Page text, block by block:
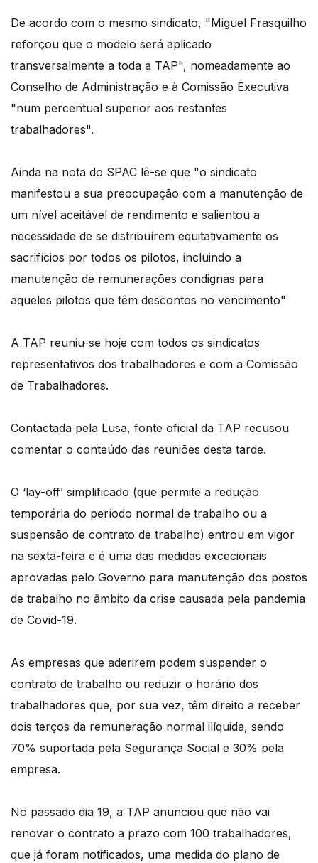
De acordo com o mesmo sindicato, "Miguel Frasquilho
reforçou que o modelo será aplicado
transversalmente a toda a TAP", nomeadamente ao
Conselho de Administração e à Comissão Executiva
"num percentual superior aos restantes
trabalhadores".
Ainda na nota do SPAC lê-se que "o sindicato
manifestou a sua preocupação com a manutenção de
um nível aceitável de rendimento e salientou a
necessidade de se distribuírem equitativamente os
sacrifícios por todos os pilotos, incluindo a
manutenção de remunerações condignas para
aqueles pilotos que têm descontos no vencimento"
A TAP reuniu-se hoje com todos os sindicatos
representativos dos trabalhadores e com a Comissão
de Trabalhadores.
Contactada pela Lusa, fonte oficial da TAP recusou
comentar o conteúdo das reuniões desta tarde.
O ‘lay-off’ simplificado (que permite a redução
temporária do período normal de trabalho ou a
suspensão de contrato de trabalho) entrou em vigor
na sexta-feira e é uma das medidas excecionais
aprovadas pelo Governo para manutenção dos postos
de trabalho no âmbito da crise causada pela pandemia
de Covid-19.
As empresas que aderirem podem suspender o
contrato de trabalho ou reduzir o horário dos
trabalhadores que, por sua vez, têm direito a receber
dois terços da remuneração normal ilíquida, sendo
70% suportada pela Segurança Social e 30% pela
empresa.
No passado dia 19, a TAP anunciou que não vai
renovar o contrato a prazo com 100 trabalhadores,
que já foram notificados, uma medida do plano de